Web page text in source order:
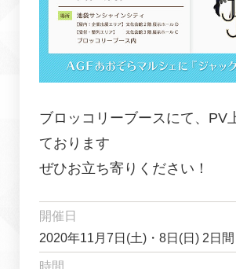
ブロッコリーブースにて、PV
ております
ぜひお立ち寄りください！
開催日
2020年11月7日(土)・8日(日) 2日間
時間